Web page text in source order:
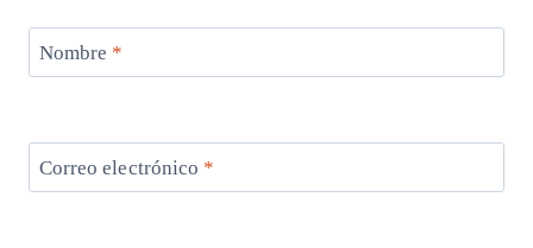
Nombre *
Correo electrónico *